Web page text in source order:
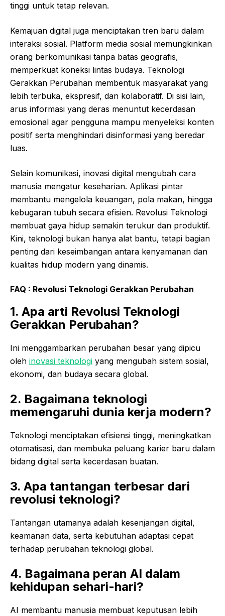
tinggi untuk tetap relevan.
Kemajuan digital juga menciptakan tren baru dalam
interaksi sosial. Platform media sosial memungkinkan
orang berkomunikasi tanpa batas geografis,
memperkuat koneksi lintas budaya. Teknologi
Gerakkan Perubahan membentuk masyarakat yang
lebih terbuka, ekspresif, dan kolaboratif. Di sisi lain,
arus informasi yang deras menuntut kecerdasan
emosional agar pengguna mampu menyeleksi konten
positif serta menghindari disinformasi yang beredar
luas.
Selain komunikasi, inovasi digital mengubah cara
manusia mengatur keseharian. Aplikasi pintar
membantu mengelola keuangan, pola makan, hingga
kebugaran tubuh secara efisien. Revolusi Teknologi
membuat gaya hidup semakin terukur dan produktif.
Kini, teknologi bukan hanya alat bantu, tetapi bagian
penting dari keseimbangan antara kenyamanan dan
kualitas hidup modern yang dinamis.
FAQ : Revolusi Teknologi Gerakkan Perubahan
1. Apa arti Revolusi Teknologi
Gerakkan Perubahan?
Ini menggambarkan perubahan besar yang dipicu
oleh inovasi teknologi yang mengubah sistem sosial,
ekonomi, dan budaya secara global.
2. Bagaimana teknologi
memengaruhi dunia kerja modern?
Teknologi menciptakan efisiensi tinggi, meningkatkan
otomatisasi, dan membuka peluang karier baru dalam
bidang digital serta kecerdasan buatan.
3. Apa tantangan terbesar dari
revolusi teknologi?
Tantangan utamanya adalah kesenjangan digital,
keamanan data, serta kebutuhan adaptasi cepat
terhadap perubahan teknologi global.
4. Bagaimana peran AI dalam
kehidupan sehari-hari?
AI membantu manusia membuat keputusan lebih